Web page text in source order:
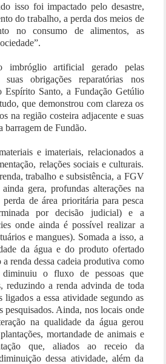
isso foi impactado pelo desastre,
do trabalho, a perda dos meios de
no consumo de alimentos, as
imbróglio artificial gerado pelas
obrigações reparatórias nos
Espírito Santo, a Fundação Getúlio
que demonstrou com clareza os
na região costeira adjacente e suas
barragem de Fundão.
e imateriais, relacionados a
relações sociais e culturais.
trabalho e subsistência, a FGV
gera, profundas alterações na
de área prioritária para pesca
por decisão judicial) e a
onde ainda é possível realizar a
e mangues). Somada a isso, a
da água e do produto ofertado
renda dessa cadeia produtiva como
o fluxo de pessoas que
reduzindo a renda advinda de toda
ligados a essa atividade segundo as
pesquisados. Ainda, nos locais onde
na qualidade da água gerou
mortandade de animais e
que, aliados ao receio da
dessa atividade, além da